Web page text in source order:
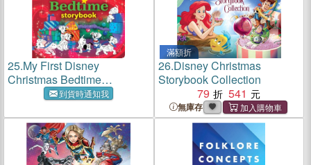
25.My First Disney
Christmas Bedtime
Storybook到貨時通知我
滿額折
26.Disney Christmas
Storybook Collection
79
541
無庫存